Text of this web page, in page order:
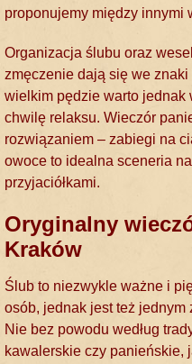
proponujemy między innymi
Organizacja ślubu oraz
zmęczenie dają się we znaki
wielkim pędzie warto jednak
chwilę relaksu. Wieczór
rozwiązaniem ‒ zabiegi na
owoce to idealna sceneria
przyjaciółkami.
Oryginalny
Kraków
Ślub to niezwykle ważne i
osób, jednak jest też
Nie bez powodu według
kawalerskie czy panieńskie,